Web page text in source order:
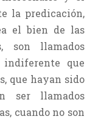
la predicación,
el bien de las
llamados
indiferente que
que hayan sido
ser llamados
cuando no son